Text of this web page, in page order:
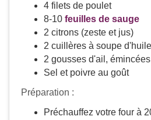
4 filets de poulet
8-10feuilles de sauge
2 citrons (zeste et jus)
2 cuillères à soupe
2 gousses d'ail, émincées
Sel et poivre au goût
Préparation :
Préchauffez votre four à